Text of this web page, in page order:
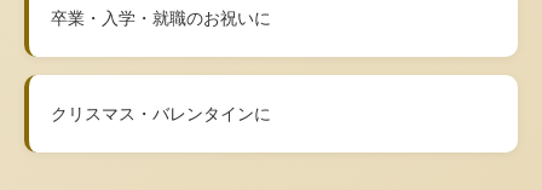
卒業・入学・就職のお祝いに
クリスマス・バレンタインに